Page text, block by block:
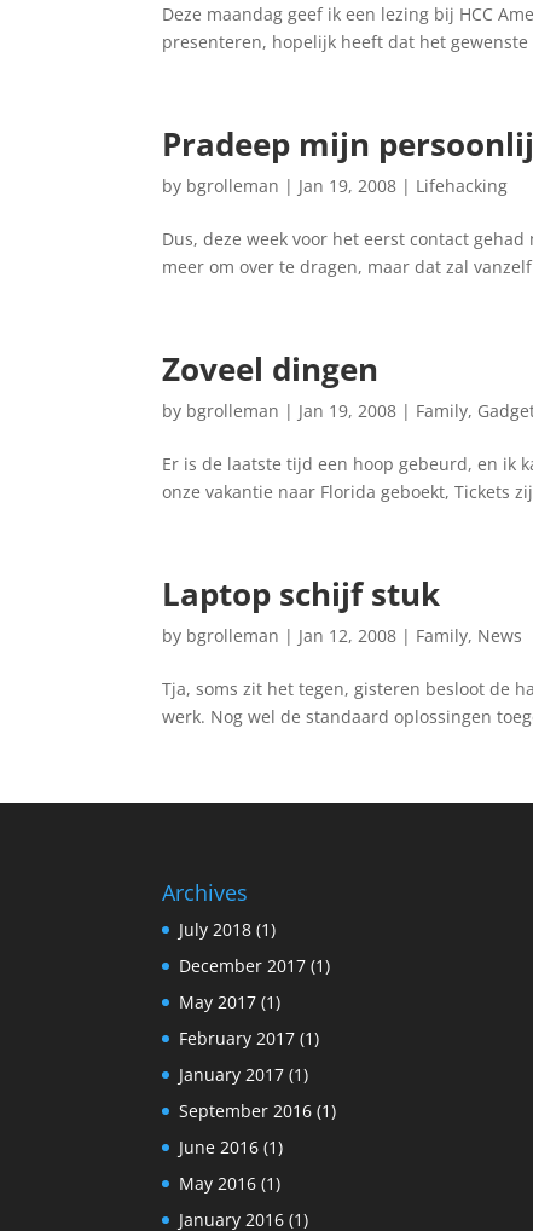
Deze maandag geef ik een lezing bij HCC
presenteren, hopelijk heeft dat het
Pradeep mijn
by bgrolleman | Jan 19, 2008 | Lifehacking
Dus, deze week voor het eerst contact
meer om over te dragen, maar dat zal
Zoveel dingen
by bgrolleman | Jan 19, 2008 | Family,
Er is de laatste tijd een hoop gebeurd, en ik
onze vakantie naar Florida geboekt, Tickets
Laptop schijf stuk
by bgrolleman | Jan 12, 2008 | Family, News
Tja, soms zit het tegen, gisteren besloot de
werk. Nog wel de standaard oplossingen
Archives
July 2018 (1)
December 2017 (1)
May 2017 (1)
February 2017 (1)
January 2017 (1)
September 2016 (1)
June 2016 (1)
May 2016 (1)
January 2016 (1)